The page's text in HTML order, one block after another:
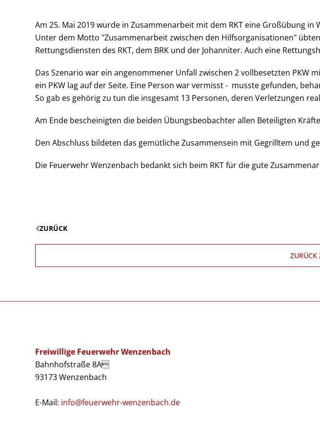
Am 25. Mai 2019 wurde in Zusammenarbeit mit dem RKT eine Großübung in
Unter dem Motto "Zusammenarbeit zwischen den Hilfsorganisationen"
Rettungsdiensten des RKT, dem BRK und der Johanniter. Auch eine
Das Szenario war ein angenommener Unfall zwischen 2 vollbesetzten
ein PKW lag auf der Seite. Eine Person war vermisst - musste gefunden,
So gab es gehörig zu tun die insgesamt 13 Personen, deren Verletzungen
Am Ende bescheinigten die beiden Übungsbeobachter allen Beteiligten
Den Abschluss bildeten das gemütliche Zusammensein mit Gegrilltem und
Die Feuerwehr Wenzenbach bedankt sich beim RKT für die gute
ZURÜCK
ZURÜCK
Freiwillige Feuerwehr Wenzenbach
Bahnhofstraße 8A
93173 Wenzenbach
E-Mail: info@feuerwehr-wenzenbach.de